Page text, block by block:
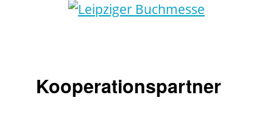
Kooperationspartner